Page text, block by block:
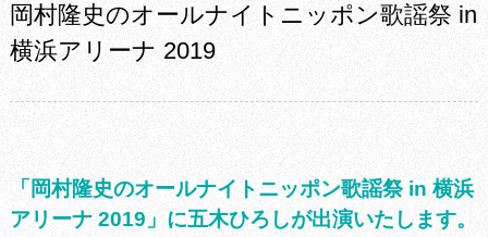
岡村隆史のオールナイトニッポン歌謡祭 in
横浜アリーナ 2019
「岡村隆史のオールナイトニッポン歌謡祭 in 横浜
アリーナ 2019」に五木ひろしが出演いたします。